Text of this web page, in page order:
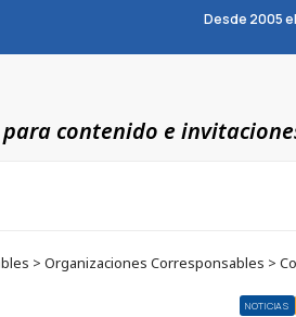
Desde 2005
para contenido e
> Organizaciones Corresponsables >
NOTICIAS